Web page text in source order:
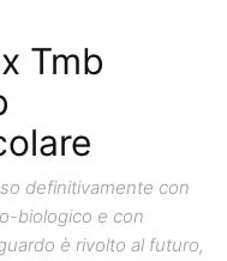
Tmb
definitivamente con
biologico e con
è rivolto al futuro,